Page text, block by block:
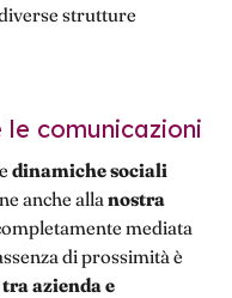
strutture
comunicazioni
dinamiche sociali
anche alla nostra
mediata
di prossimità è
tra azienda e